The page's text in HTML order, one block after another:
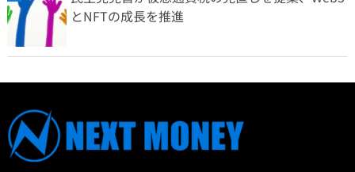
とNFTの成長を推進